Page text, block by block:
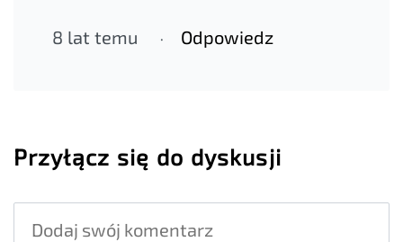
8 lat temu Odpowiedz
Przyłącz się do dyskusji